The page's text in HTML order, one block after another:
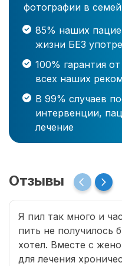
фотографии в
85% наших
жизни БЕЗ
100% гарантия
всех наших
В 99% случаев
интервенции,
лечение
Отзывы
Я пил так много и
пить не получилось
хотел. Вместе с
для лечения